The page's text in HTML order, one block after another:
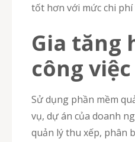
tốt hơn với mức chi
Gia tăng
công việc
Sử dụng phần mềm
vụ, dự án của doanh
quản lý thu xếp, phân